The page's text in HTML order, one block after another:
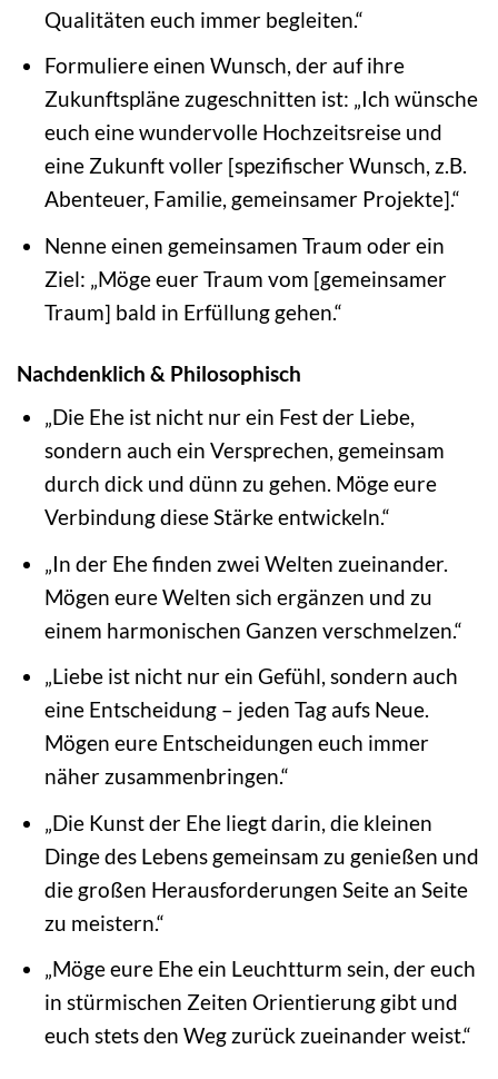
Qualitäten euch immer begleiten.“
Formuliere einen Wunsch, der auf ihre
Zukunftspläne zugeschnitten ist: „Ich wünsche
euch eine wundervolle Hochzeitsreise und
eine Zukunft voller [spezifischer Wunsch, z.B.
Abenteuer, Familie, gemeinsamer Projekte].“
Nenne einen gemeinsamen Traum oder ein
Ziel: „Möge euer Traum vom [gemeinsamer
Traum] bald in Erfüllung gehen.“
Nachdenklich & Philosophisch
„Die Ehe ist nicht nur ein Fest der Liebe,
sondern auch ein Versprechen, gemeinsam
durch dick und dünn zu gehen. Möge eure
Verbindung diese Stärke entwickeln.“
„In der Ehe finden zwei Welten zueinander.
Mögen eure Welten sich ergänzen und zu
einem harmonischen Ganzen verschmelzen.“
„Liebe ist nicht nur ein Gefühl, sondern auch
eine Entscheidung – jeden Tag aufs Neue.
Mögen eure Entscheidungen euch immer
näher zusammenbringen.“
„Die Kunst der Ehe liegt darin, die kleinen
Dinge des Lebens gemeinsam zu genießen und
die großen Herausforderungen Seite an Seite
zu meistern.“
„Möge eure Ehe ein Leuchtturm sein, der euch
in stürmischen Zeiten Orientierung gibt und
euch stets den Weg zurück zueinander weist.“